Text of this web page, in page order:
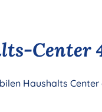
Center
Haushalts